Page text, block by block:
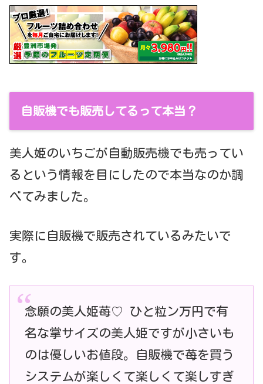
自販機でも販売してるって本当？
美人姫のいちごが自動販売機でも売ってい
るという情報を目にしたので本当なのか調
べてみました。
実際に自販機で販売されているみたいで
す。
念願の美人姫苺♡ ひと粒ン万円で有
名な掌サイズの美人姫ですが小さいも
のは優しいお値段。自販機で苺を買う
システムが楽しくて楽しくて楽しすぎ